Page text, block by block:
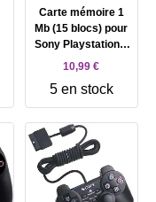
Carte mémoire 1
Mb (15 blocs) pour
Sony Playstation 1
(PSX), PSOne,
10,99 €
5 en stock